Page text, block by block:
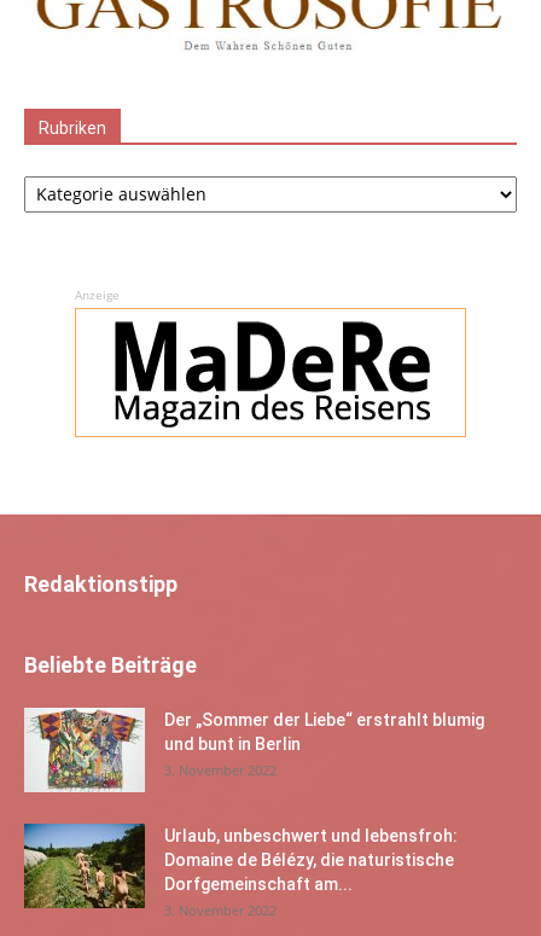
Rubriken
Rubriken
Anzeige
Redaktionstipp
Beliebte Beiträge
Der „Sommer der Liebe“ erstrahlt blumig
und bunt in Berlin
3. November 2022
Urlaub, unbeschwert und lebensfroh:
Domaine de Bélézy, die naturistische
Dorfgemeinschaft am...
3. November 2022